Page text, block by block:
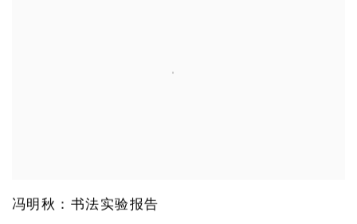
冯明秋：书法实验报告